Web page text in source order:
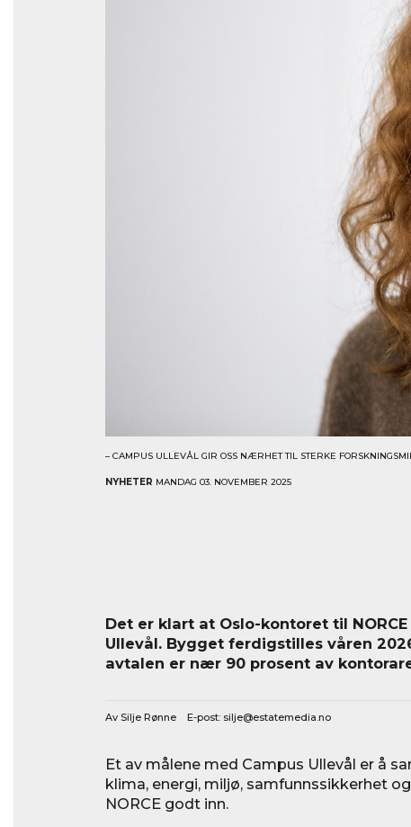
– CAMPUS ULLEVÅL GIR OSS NÆRHET TIL STERKE
NYHETER MANDAG 03. NOVEMBER 2025
Det er klart at Oslo-kontoret til
Ullevål. Bygget ferdigstilles våren
avtalen er nær 90 prosent av
Av Silje Rønne E-post: silje@estatemedia.no
Et av målene med Campus Ullevål er å
klima, energi, miljø, samfunnssikkerhet
NORCE godt inn.